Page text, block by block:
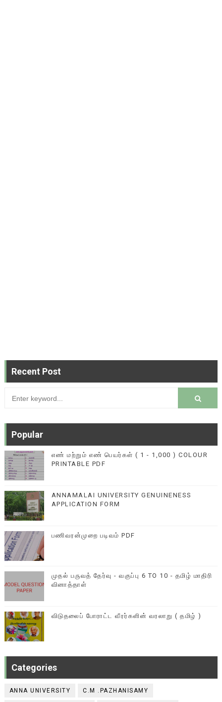
Recent Post
Popular
எண் மற்றும் எண் பெயர்கள் ( 1 - 1,000 ) COLOUR
PRINTABLE PDF
ANNAMALAI UNIVERSITY GENUINENESS
APPLICATION FORM
பணிவரன்முறை படிவம் PDF
முதல் பருவத் தேர்வு - வகுப்பு 6 TO 10 - தமிழ் மாதிரி
வினாத்தாள்
விடுதலைப் போராட்ட வீரர்களின் வரலாறு ( தமிழ் )
Categories
ANNA UNIVERSITY C.M .PAZHANISAMY